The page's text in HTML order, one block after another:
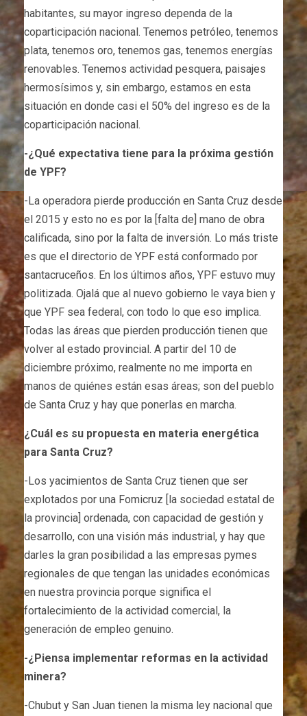
habitantes, su mayor ingreso dependa de la
coparticipación nacional. Tenemos petróleo, tenemos
plata, tenemos oro, tenemos gas, tenemos energías
renovables. Tenemos actividad pesquera, paisajes
hermosísimos y, sin embargo, estamos en esta
situación en donde casi el 50% del ingreso es de la
coparticipación nacional.
-¿Qué expectativa tiene para la próxima gestión
de YPF?
-La operadora pierde producción en Santa Cruz desde
el 2015 y esto no es por la [falta de] mano de obra
calificada, sino por la falta de inversión. Lo más triste
es que el directorio de YPF está conformado por
santacruceños. En los últimos años, YPF estuvo muy
politizada. Ojalá que al nuevo gobierno le vaya bien y
que YPF sea federal, con todo lo que eso implica.
Todas las áreas que pierden producción tienen que
volver al estado provincial. A partir del 10 de
diciembre próximo, realmente no me importa en
manos de quiénes están esas áreas; son del pueblo
de Santa Cruz y hay que ponerlas en marcha.
¿Cuál es su propuesta en materia energética
para Santa Cruz?
-Los yacimientos de Santa Cruz tienen que ser
explotados por una Fomicruz [la sociedad estatal de
la provincia] ordenada, con capacidad de gestión y
desarrollo, con una visión más industrial, y hay que
darles la gran posibilidad a las empresas pymes
regionales de que tengan las unidades económicas
en nuestra provincia porque significa el
fortalecimiento de la actividad comercial, la
generación de empleo genuino.
-¿Piensa implementar reformas en la actividad
minera?
-Chubut y San Juan tienen la misma ley nacional que